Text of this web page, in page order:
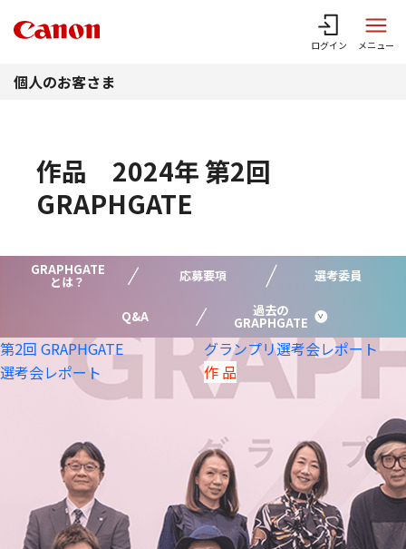
ログイン メニュー
個人のお客さま
作品 2024年 第2回
GRAPHGATE
GRAPHGATE
とは？ 応募要項 選考委員
Q&A 過去の
GRAPHGATE
第2回 GRAPHGATE グランプリ選考会レポート
選考会レポート
作 品